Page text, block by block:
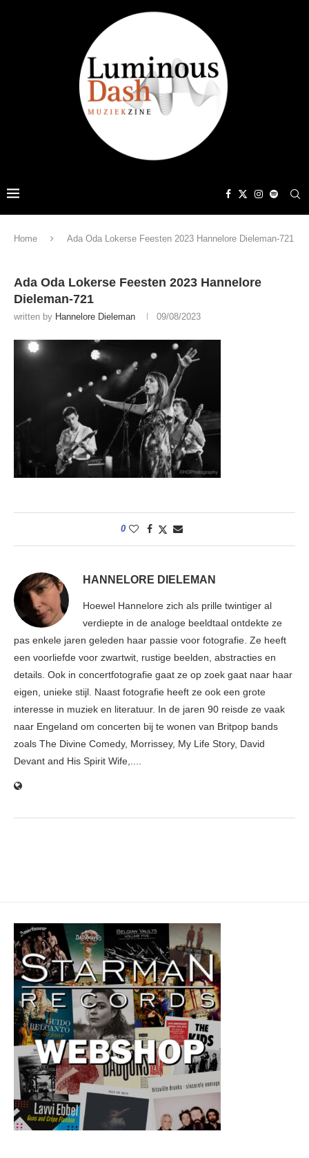
Home Ada Oda Lokerse Feesten 2023 Hannelore Dieleman-721
Ada Oda Lokerse Feesten 2023 Hannelore
Dieleman-721
written by Hannelore Dieleman 09/08/2023
0
HANNELORE DIELEMAN
Hoewel Hannelore zich als prille twintiger al
verdiepte in de analoge beeldtaal ontdekte ze
pas enkele jaren geleden haar passie voor fotografie. Ze heeft
een voorliefde voor zwartwit, rustige beelden, abstracties en
details. Ook in concertfotografie gaat ze op zoek gaat naar haar
eigen, unieke stijl. Naast fotografie heeft ze ook een grote
interesse in muziek en literatuur. In de jaren 90 reisde ze vaak
naar Engeland om concerten bij te wonen van Britpop bands
zoals The Divine Comedy, Morrissey, My Life Story, David
Devant and His Spirit Wife,....